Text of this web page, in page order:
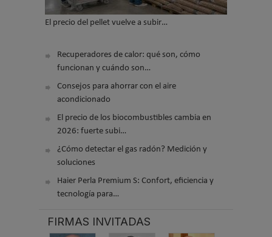
El precio del pellet vuelve a subir…
Recuperadores de calor: qué son, cómo
funcionan y cuándo son…
Consejos para ahorrar con el aire
acondicionado
El precio de los biocombustibles cambia en
2026: fuerte subi…
¿Cómo detectar el gas radón? Medición y
soluciones
Haier Perla Premium S: Confort, eficiencia y
tecnología para…
FIRMAS INVITADAS